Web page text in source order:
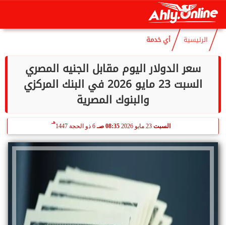
السبت
الرئيسية أي خدمة
سعر الدولار اليوم مقابل الجنيه المصري
السبت 23 مايو 2026 في البنك المركزي
والبنوك المصرية
السبت 08:35 صـ 6 ذو الحجة 1447
هـ